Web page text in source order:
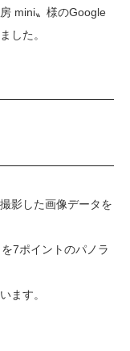
mini〟様のGoogle
した。
影した画像データを
7ポイントのパノラ
ます。